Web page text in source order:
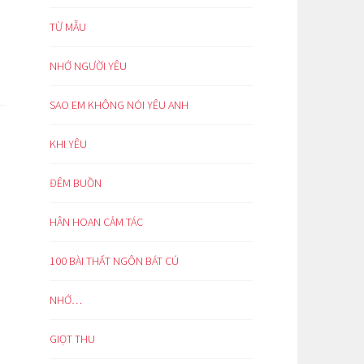
TỪ MẪU
NHỚ NGƯỜI YÊU
SAO EM KHÔNG NÓI YÊU ANH
KHI YÊU
ĐÊM BUỒN
HÂN HOAN CẢM TÁC
100 BÀI THẤT NGÔN BÁT CÚ
NHỚ…
GIỌT THU